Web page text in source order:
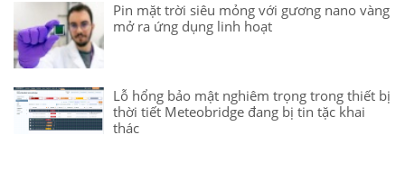
Pin mặt trời siêu mỏng với gương nano vàng
mở ra ứng dụng linh hoạt
Lỗ hổng bảo mật nghiêm trọng trong thiết bị
thời tiết Meteobridge đang bị tin tặc khai
thác